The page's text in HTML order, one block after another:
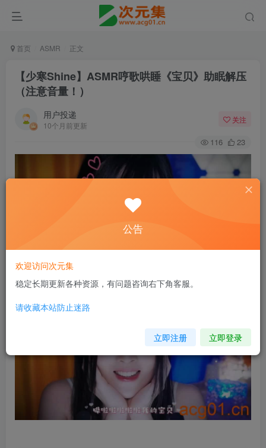
首页 ASMR 正文
【少寒Shine】ASMR哼歌哄睡《宝贝》助眠解压
（注意音量！）
用户投递
10个月前更新
关注
116 23
公告
欢迎访问次元集
稳定长期更新各种资源，有问题咨询右下角客服。
请收藏本站防止迷路
立即注册 立即登录